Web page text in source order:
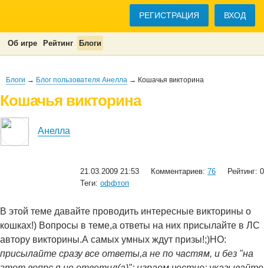
РЕГИСТРАЦИЯ ВХОД
Об игре Рейтинг Блоги
Блоги → Блог пользователя Анелла → Кошачья викторина
Кошачья викторина
Анелла
21.03.2009 21:53 Комментариев: 76
Рейтинг: 0
Теги: оффтоп
В этой теме давайте проводить интересные викторины о
кошках!) Вопросы в теме,а ответы на них присылайте в ЛС
автору викторины.А самых умных ждут призы!;)НО:
присылайте сразу все ответы,а не по частям, и без "на